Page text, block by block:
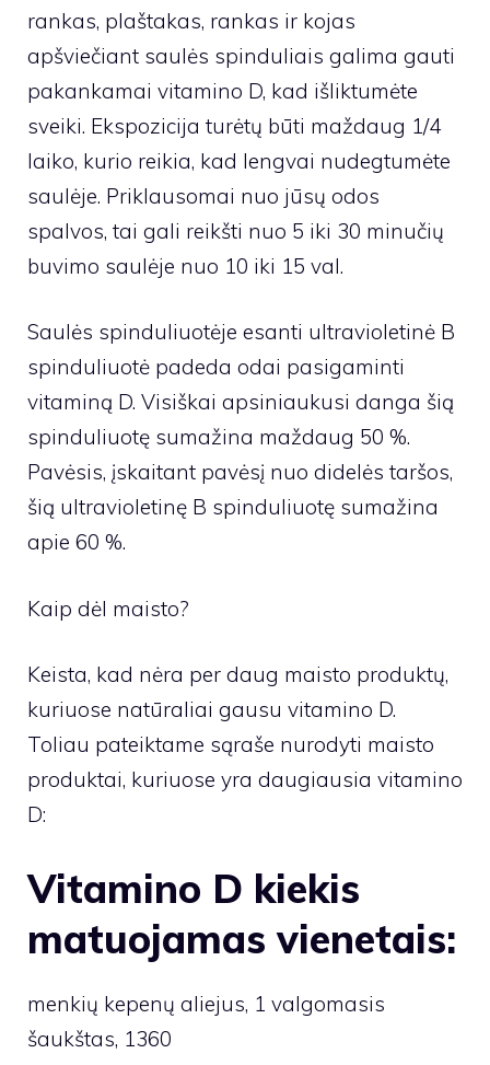
rankas, plaštakas, rankas ir kojas
apšviečiant saulės spinduliais galima gauti
pakankamai vitamino D, kad išliktumėte
sveiki. Ekspozicija turėtų būti maždaug 1/4
laiko, kurio reikia, kad lengvai nudegtumėte
saulėje. Priklausomai nuo jūsų odos
spalvos, tai gali reikšti nuo 5 iki 30 minučių
buvimo saulėje nuo 10 iki 15 val.
Saulės spinduliuotėje esanti ultravioletinė B
spinduliuotė padeda odai pasigaminti
vitaminą D. Visiškai apsiniaukusi danga šią
spinduliuotę sumažina maždaug 50 %.
Pavėsis, įskaitant pavėsį nuo didelės taršos,
šią ultravioletinę B spinduliuotę sumažina
apie 60 %.
Kaip dėl maisto?
Keista, kad nėra per daug maisto produktų,
kuriuose natūraliai gausu vitamino D.
Toliau pateiktame sąraše nurodyti maisto
produktai, kuriuose yra daugiausia vitamino
D:
Vitamino D kiekis
matuojamas vienetais:
menkių kepenų aliejus, 1 valgomasis
šaukštas, 1360